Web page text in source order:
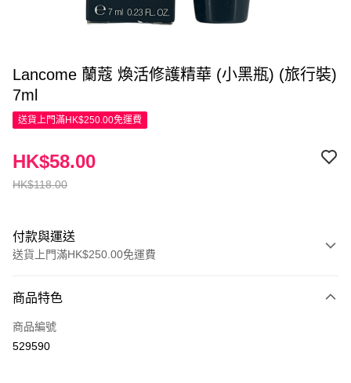
Lancome 蘭蔻 煥活修護精華 (小黑瓶) (旅行裝)
7ml
送貨上門滿HK$250.00免運費
HK$118.00
HK$58.00
付款與運送
送貨上門滿HK$250.00免運費
信用卡
Apple Pay
商品特色
商品編號
529590